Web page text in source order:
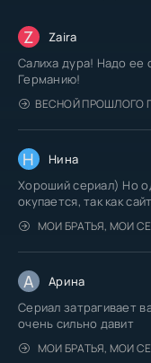
Z Zaira
Салиха дура! Надо ее
Германию!
ВЕСНОЙ ПРОШЛОГО
Н Нина
Хороший сериал) Но
окупается, так как сайт
МОИ БРАТЬЯ, МОИ
А Арина
Сериал затрагивает
очень сильно давит
МОИ БРАТЬЯ, МОИ